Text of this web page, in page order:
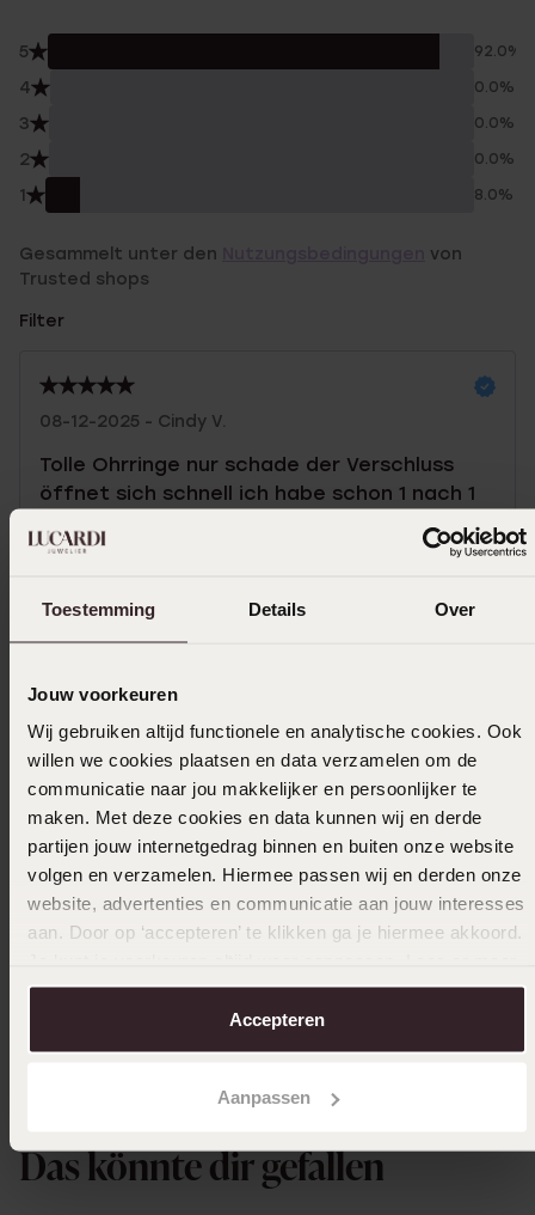
Toestemming Details Over
Jouw voorkeuren
Wij gebruiken altijd functionele en analytische cookies. Ook
willen we cookies plaatsen en data verzamelen om de
communicatie naar jou makkelijker en persoonlijker te
maken. Met deze cookies en data kunnen wij en derde
partijen jouw internetgedrag binnen en buiten onze website
volgen en verzamelen. Hiermee passen wij en derden onze
website, advertenties en communicatie aan jouw interesses
aan. Door op ‘accepteren’ te klikken ga je hiermee akkoord.
over in onscookiebeleid.
Accepteren
Aanpassen
5 92.0%
4 0.0%
3 0.0%
2 0.0%
1 8.0%
Gesammelt unter den
von
Trusted shops
Filter
08-12-2025 - Cindy V.
Tolle Ohrringe nur schade der Verschluss
öffnet sich schnell ich habe schon 1 nach 1
Tolles Produkt bleibt schön guter
Verschluss, top.
Übersetzt | Original ansehen
20-09-2025 - Ellen L.
In den Warenkorb legen
Das könnte dir gefallen